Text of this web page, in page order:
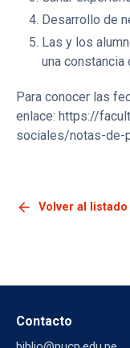
Desarrollo de
Las y los
una constancia
Para conocer las
enlace: https://
sociales/notas-de-
arrow_back Volver al listado
Contacto